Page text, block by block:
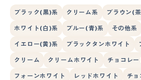
ブラック(黒)系 クリーム系 ブラウン(
ホワイト(白)系 ブルー(青)系 その他系
イエロー(黄)系 ブラックタンホワイト
クリーム クリームホワイト チョコレ
フォーンホワイト レッドホワイト チ